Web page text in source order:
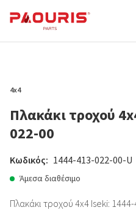
4x4
Πλακάκι τροχού
022-00
Κωδικός: 1444-413-022-00-U
Άμεσα διαθέσιμο
Πλακάκι τροχού 4x4 Iseki: